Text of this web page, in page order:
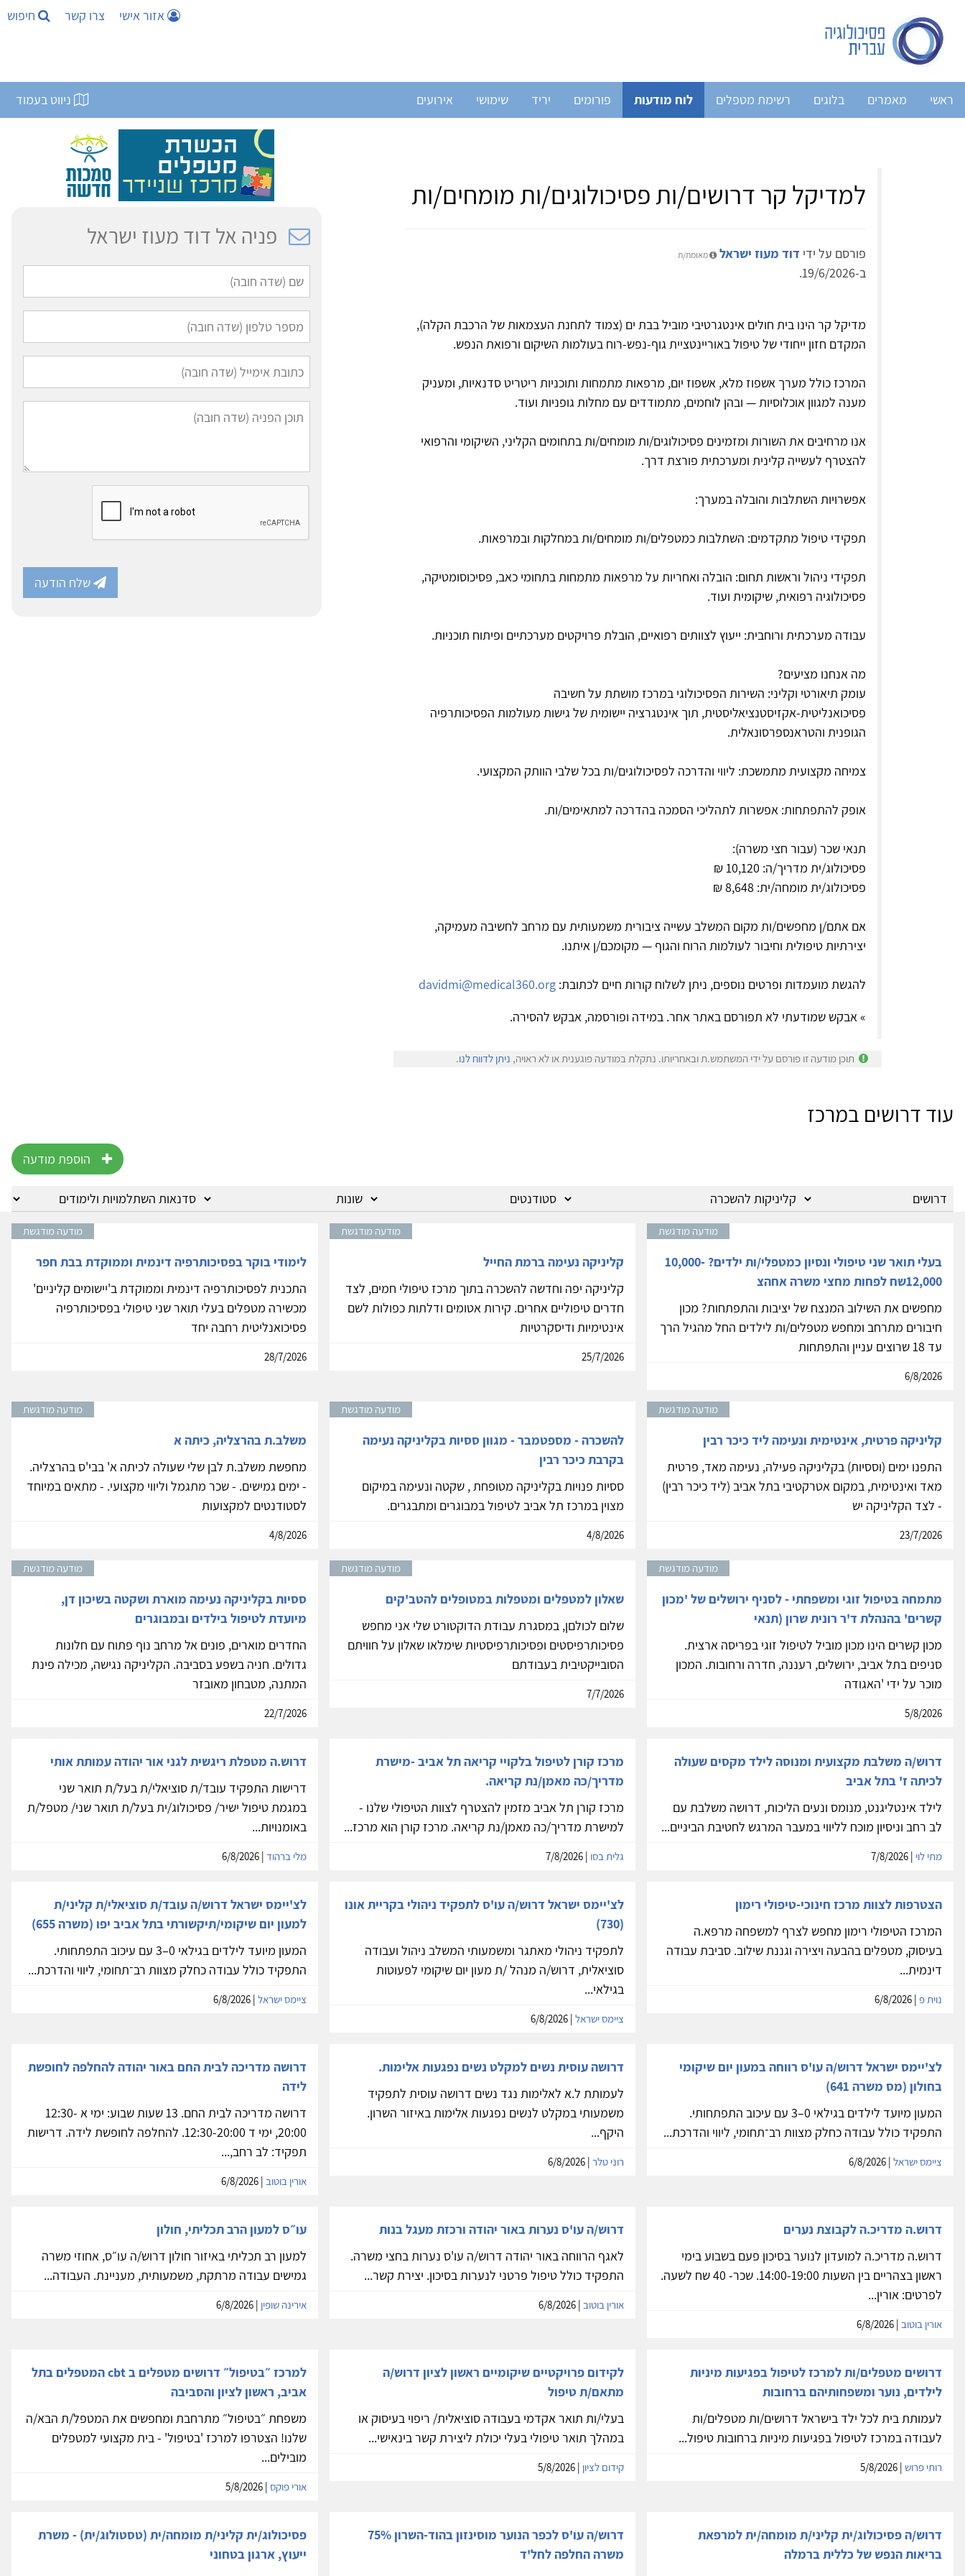
אזור אישי צרו קשר חיפוש
ראשי מאמרים בלוגים רשימת מטפלים לוח מודעות פורומים יריד שימושי אירועים ניווט בעמוד
למדיקל קר דרושים/ות פסיכולוגים/ות מומחים/ות
פורסם על ידי דוד מעוז ישראל מאומת/ת
ב-19/6/2026.
מדיקל קר הינו בית חולים אינטגרטיבי מוביל בבת ים (צמוד לתחנת העצמאות של הרכבת הקלה),
המקדם חזון ייחודי של טיפול באוריינטציית גוף-נפש-רוח בעולמות השיקום ורפואת הנפש.
המרכז כולל מערך אשפוז מלא, אשפוז יום, מרפאות מתמחות ותוכניות ריטריט סדנאיות, ומעניק
מענה למגוון אוכלוסיות — ובהן לוחמים, מתמודדים עם מחלות גופניות ועוד.
אנו מרחיבים את השורות ומזמינים פסיכולוגים/ות מומחים/ות בתחומים הקליני, השיקומי והרפואי
להצטרף לעשייה קלינית ומערכתית פורצת דרך.
אפשרויות השתלבות והובלה במערך:
תפקידי טיפול מתקדמים: השתלבות כמטפלים/ות מומחים/ות במחלקות ובמרפאות.
תפקידי ניהול וראשות תחום: הובלה ואחריות על מרפאות מתמחות בתחומי כאב, פסיכוסומטיקה,
פסיכולוגיה רפואית, שיקומית ועוד.
עבודה מערכתית ורוחבית: ייעוץ לצוותים רפואיים, הובלת פרויקטים מערכתיים ופיתוח תוכניות.
מה אנחנו מציעים?
עומק תיאורטי וקליני: השירות הפסיכולוגי במרכז מושתת על חשיבה
פסיכואנליטית-אקזיסטנציאליסטית, תוך אינטגרציה יישומית של גישות מעולמות הפסיכותרפיה
הגופנית והטראנספרסונאלית.
צמיחה מקצועית מתמשכת: ליווי והדרכה לפסיכולוגים/ות בכל שלבי הוותק המקצועי.
אופק להתפתחות: אפשרות לתהליכי הסמכה בהדרכה למתאימים/ות.
תנאי שכר (עבור חצי משרה):
פסיכולוג/ית מדריך/ה: 10,120 ₪
פסיכולוג/ית מומחה/ית: 8,648 ₪
אם אתם/ן מחפשים/ות מקום המשלב עשייה ציבורית משמעותית עם מרחב לחשיבה מעמיקה,
יצירתיות טיפולית וחיבור לעולמות הרוח והגוף — מקומכם/ן איתנו.
להגשת מועמדות ופרטים נוספים, ניתן לשלוח קורות חיים לכתובת: davidmi@medical360.org
» אבקש שמודעתי לא תפורסם באתר אחר. במידה ופורסמה, אבקש להסירה.
תוכן מודעה זו פורסם על ידי המשתמש.ת ובאחריותו. נתקלת במודעה פוגענית או לא ראויה, ניתן לדווח לנו.
פניה אל דוד מעוז ישראל
שלח הודעה
עוד דרושים במרכז
הוספת מודעה
מודעה מודגשת
בעלי תואר שני טיפולי ונסיון כמטפלי/ות ילדים? 10,000-
12,000שח לפחות מחצי משרה אחהצ
מחפשים את השילוב המנצח של יציבות והתפתחות? מכון
חיבורים מתרחב ומחפש מטפלים/ות לילדים החל מהגיל הרך
עד 18 שרוצים עניין והתפתחות
6/8/2026
מודעה מודגשת
קליניקה נעימה ברמת החייל
קליניקה יפה וחדשה להשכרה בתוך מרכז טיפולי חמים, לצד
חדרים טיפוליים אחרים. קירות אטומים ודלתות כפולות לשם
אינטימיות ודיסקרטיות
25/7/2026
מודעה מודגשת
לימודי בוקר בפסיכותרפיה דינמית וממוקדת בבת חפר
התכנית לפסיכותרפיה דינמית וממוקדת ב'יישומים קליניים'
מכשירה מטפלים בעלי תואר שני טיפולי בפסיכותרפיה
פסיכואנליטית רחבה יחד
28/7/2026
מודעה מודגשת
קליניקה פרטית, אינטימית ונעימה ליד כיכר רבין
התפנו ימים (וססיות) בקליניקה פעילה, נעימה מאד, פרטית
מאד ואינטימית, במקום אטרקטיבי בתל אביב (ליד כיכר רבין)
- לצד הקליניקה יש
23/7/2026
מודעה מודגשת
להשכרה - מספטמבר - מגוון ססיות בקליניקה נעימה
בקרבת כיכר רבין
ססיות פנויות בקליניקה מטופחת , שקטה ונעימה במיקום
מצוין במרכז תל אביב לטיפול במבוגרים ומתבגרים.
4/8/2026
מודעה מודגשת
משלב.ת בהרצליה, כיתה א
מחפשת משלב.ת לבן שלי שעולה לכיתה א' בבי'ס בהרצליה.
- ימים גמישים. - שכר מתגמל וליווי מקצועי. - מתאים במיוחד
לסטודנטים למקצועות
4/8/2026
מודעה מודגשת
מתמחה בטיפול זוגי ומשפחתי - לסניף ירושלים של 'מכון
קשרים' בהנהלת ד'ר רונית שרון (תנאי
מכון קשרים הינו מכון מוביל לטיפול זוגי בפריסה ארצית.
סניפים בתל אביב, ירושלים, רעננה, חדרה ורחובות. המכון
מוכר על ידי 'האגודה
5/8/2026
מודעה מודגשת
שאלון למטפלים ומטפלות במטופלים להטב'קים
שלום לכולםן, במסגרת עבודת הדוקטורט שלי אני מחפש
פסיכותרפיסטים ופסיכותרפיסטיות שימלאו שאלון על חוויתם
הסובייקטיבית בעבודתם
7/7/2026
מודעה מודגשת
ססיות בקליניקה נעימה מוארת ושקטה בשיכון דן,
מיועדת לטיפול בילדים ובמבוגרים
החדרים מוארים, פונים אל מרחב נוף פתוח עם חלונות
גדולים. חניה בשפע בסביבה. הקליניקה נגישה, מכילה פינת
המתנה, מטבחון מאובזר
22/7/2026
דרוש/ה משלבת מקצועית ומנוסה לילד מקסים שעולה
לכיתה ז' בתל אביב
לילד אינטליגנט, מנומס ונעים הליכות, דרושה משלבת עם
לב רחב וניסיון מוכח לליווי במעבר המרגש לחטיבת הביניים...
מתי לוי
מרכז קורן לטיפול בלקויי קריאה תל אביב -מישרת
מדריך/כה מאמן/נת קריאה.
מרכז קורן תל אביב מזמין להצטרף לצוות הטיפולי שלנו -
למישרת מדריך/כה מאמן/נת קריאה. מרכז קורן הוא מרכז...
גלית בסו
דרוש.ה מטפלת ריגשית לגני אור יהודה עמותת אותי
דרישות התפקיד עובד/ת סוציאלי/ת בעל/ת תואר שני
במגמת טיפול ישיר/ פסיכולוג/ית בעל/ת תואר שני/ מטפל/ת
באומנויות...
מלי ברהוד | 6/8/2026
הצטרפות לצוות מרכז חינוכי-טיפולי רימון
המרכז הטיפולי רימון מחפש לצרף למשפחה מרפא.ה
בעיסוק, מטפלים בהבעה ויצירה וגננת שילוב. סביבת עבודה
דינמית...
נוית פ
לצ'יימס ישראל דרוש/ה עו'ס לתפקיד ניהולי בקריית אונו
(730)
לתפקיד ניהולי מאתגר ומשמעותי המשלב ניהול ועבודה
סוציאלית, דרוש/ה מנהל /ת מעון יום שיקומי לפעוטות
בגילאי...
ציימס ישראל| 6/8/2026
לצ'יימס ישראל דרוש/ה עובד/ת סוציאלי/ת קליני/ת
למעון יום שיקומי/תיקשורתי בתל אביב יפו (משרה 655)
המעון מיועד לילדים בגילאי 0–3 עם עיכוב התפתחותי.
התפקיד כולל עבודה כחלק מצוות רב־תחומי, ליווי והדרכת...
ציימס ישראל | 6/8/2026
לצ'יימס ישראל דרוש/ה עו'ס רווחה במעון יום שיקומי
בחולון (מס משרה 641)
המעון מיועד לילדים בגילאי 0–3 עם עיכוב התפתחותי.
התפקיד כולל עבודה כחלק מצוות רב־תחומי, ליווי והדרכת...
ציימס ישראל
דרושה עוסית נשים למקלט נשים נפגעות אלימות.
לעמותת ל.א לאלימות נגד נשים דרושה עוסית לתפקיד
משמעותי במקלט לנשים נפגעות אלימות באיזור השרון.
היקף...
רוני טלר| 6/8/2026
דרושה מדריכה לבית החם באור יהודה להחלפה לחופשת
לידה
דרושה מדריכה לבית החם. 13 שעות שבוע: ימי א 12:30-
20:00, ימי ד 12:30-20:00. להחלפה לחופשת לידה. דרישות
תפקיד: לב רחב,...
אורין בוטוב | 6/8/2026
דרוש.ה מדריכ.ה לקבוצת נערים
דרוש.ה מדריכ.ה למועדון לנוער בסיכון פעם בשבוע בימי
ראשון בצהריים בין השעות 14:00-19:00. שכר- 40 שח לשעה.
לפרטים: אורין...
אורין בוטוב
דרוש/ה עו'ס נערות באור יהודה ורכזת מעגל בנות
לאגף הרווחה באור יהודה דרוש/ה עו'ס נערות בחצי משרה.
התפקיד כולל טיפול פרטני לנערות בסיכון. יצירת קשר...
אורין בוטוב| 6/8/2026
עו״ס למעון הרב תכליתי, חולון
למעון רב תכליתי באיזור חולון דרוש/ה עו״ס, אחוזי משרה
גמישים עבודה מרתקת, משמעותית, מעניינת. העבודה...
אירינה שופין | 6/8/2026
דרושים מטפלים/ות למרכז לטיפול בפגיעות מיניות
לילדים, נוער ומשפחותיהם ברחובות
לעמותת בית לכל ילד בישראל דרושים/ות מטפלים/ות
לעבודה במרכז לטיפול בפגיעות מיניות ברחובות טיפול...
רותי פרוש
לקידום פרויקטיים שיקומיים ראשון לציון דרוש/ה
מתאם/ת טיפול
בעלי/ות תואר אקדמי בעבודה סוציאלית/ ריפוי בעיסוק או
במהלך תואר טיפולי בעלי יכולת ליצירת קשר בינאישי...
קידום לציון
למרכז ״בטיפול״ דרושים מטפלים ב cbt המטפלים בתל
אביב, ראשון לציון והסביבה
משפחת ״בטיפול״ מתרחבת ומחפשים את המטפל/ת הבא/ה
שלנו! הצטרפו למרכז 'בטיפול' - בית מקצועי למטפלים
מובילים...
אורי פוקס | 5/8/2026
דרוש/ה פסיכולוג/ית קליני/ת מומחה/ית למרפאת
בריאות הנפש של כללית ברמלה
דרוש/ה עו'ס לכפר הנוער מוסינזון בהוד-השרון 75%
משרה החלפה לחל'ד
פסיכולוג/ית קליני/ת מומחה/ית (טסטולוג/ית) - משרת
ייעוץ, ארגון בטחוני